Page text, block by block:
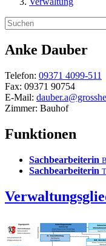
Anke Dauber
Telefon: 09371 4099-511
Fax: 09371 90754
E-Mail:
Zimmer: Bauhof
Funktionen
Sachbearbeiterin
Sachbearbeiterin